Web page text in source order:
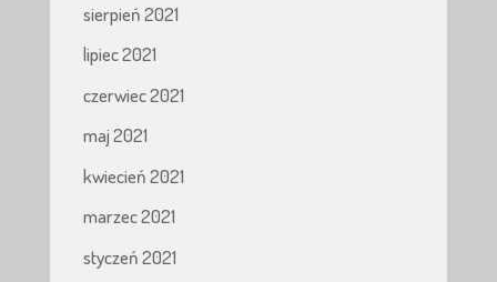
sierpień 2021
lipiec 2021
czerwiec 2021
maj 2021
kwiecień 2021
marzec 2021
styczeń 2021